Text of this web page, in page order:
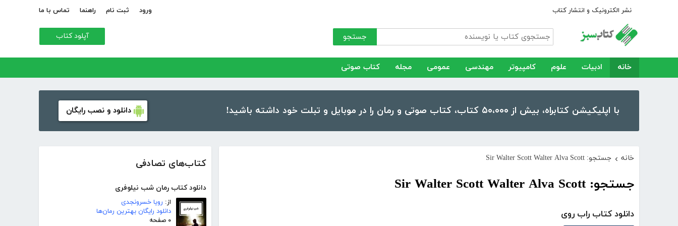
نشر الکترونیک و انتشار کتاب ورود ثبت نام راهنما تماس با ما
جستجو آپلود کتاب
خانه ادبیات علوم کامپیوتر مهندسی عمومی مجله کتاب صوتی
با اپلیکیشن کتابراه، بیش از ۵۰،۰۰۰ کتاب، کتاب صوتی و رمان را در موبایل و تبلت خود داشته باشید! دانلود و نصب رایگان
کتاب‌های تصادفی
دانلود کتاب رمان شب نیلوفری
از: رویا خسرونجدی
دانلود رایگان بهترین رمان‌ها
۰ صفحه
خانه › جستجو: Sir Walter Scott Walter Alva Scott
جستجو: Sir Walter Scott Walter Alva Scott
دانلود کتاب راب روی